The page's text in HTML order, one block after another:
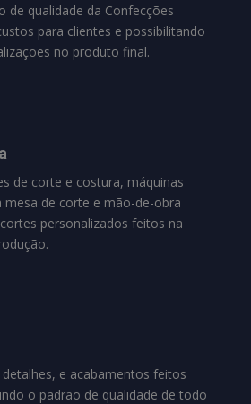
de qualidade da Confecções
para clientes e possibilitando
no produto final.
de corte e costura, máquinas
mesa de corte e mão-de-obra
personalizados feitos na
e acabamentos feitos
o padrão de qualidade de todo